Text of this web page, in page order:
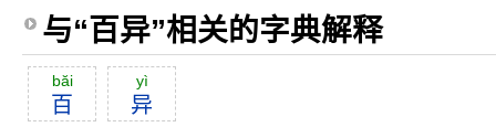
与“百异”相关的字典解释
băi
百
yì
异